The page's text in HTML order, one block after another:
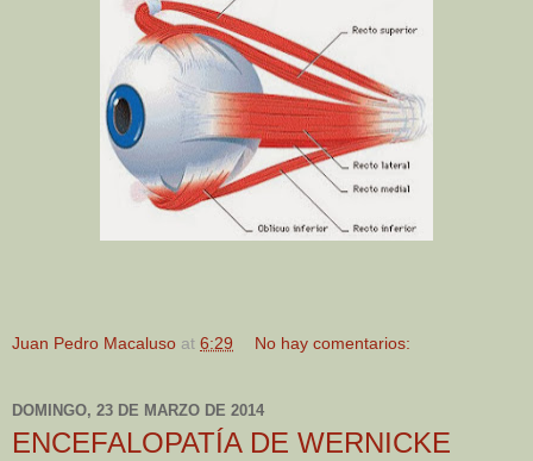
Juan Pedro Macaluso at 6:29 No hay comentarios:
DOMINGO, 23 DE MARZO DE 2014
ENCEFALOPATÍA DE WERNICKE